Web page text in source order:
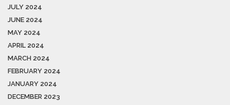
JULY 2024
JUNE 2024
MAY 2024
APRIL 2024
MARCH 2024
FEBRUARY 2024
JANUARY 2024
DECEMBER 2023